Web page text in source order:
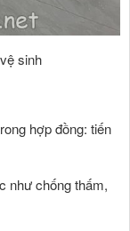
sinh
hợp đồng: tiến
như chống thấm,